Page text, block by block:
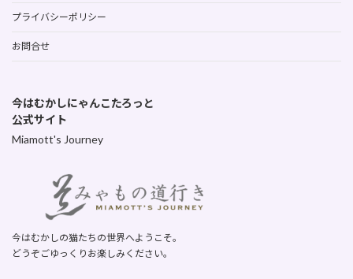
プライバシーポリシー
お問合せ
今はむかしにゃんこたろっと
公式サイト
Miamott's Journey
今はむかしの猫たちの世界へようこそ。
どうぞごゆっくりお楽しみください。